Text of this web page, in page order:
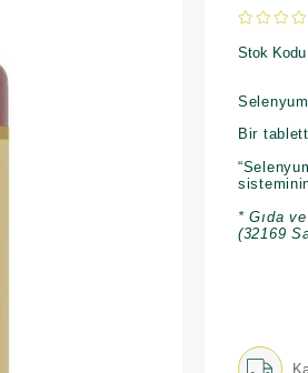
Stok Kodu
Bir
* Gıda
(32169